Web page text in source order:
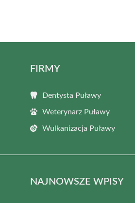
FIRMY
Dentysta Puławy
Weterynarz Puławy
Wulkanizacja Puławy
NAJNOWSZE WPISY